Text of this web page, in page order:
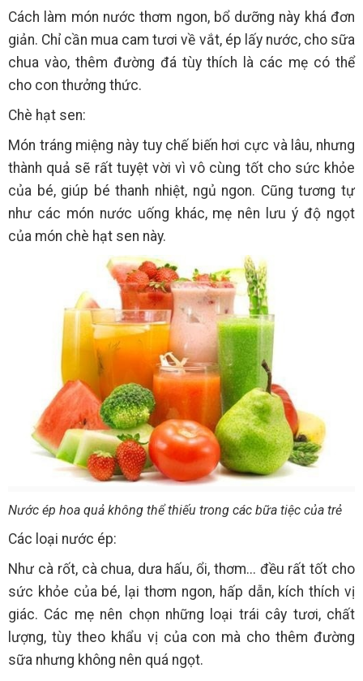
Cách làm món nước thơm ngon, bổ dưỡng này khá đơn
giản. Chỉ cần mua cam tươi về vắt, ép lấy nước, cho sữa
chua vào, thêm đường đá tùy thích là các mẹ có thể
cho con thưởng thức.
Chè hạt sen:
Món tráng miệng này tuy chế biến hơi cực và lâu, nhưng
thành quả sẽ rất tuyệt vời vì vô cùng tốt cho sức khỏe
của bé, giúp bé thanh nhiệt, ngủ ngon. Cũng tương tự
như các món nước uống khác, mẹ nên lưu ý độ ngọt
của món chè hạt sen này.
Nước ép hoa quả không thể thiếu trong các bữa tiệc của trẻ
Các loại nước ép:
Như cà rốt, cà chua, dưa hấu, ổi, thơm... đều rất tốt cho
sức khỏe của bé, lại thơm ngon, hấp dẫn, kích thích vị
giác. Các mẹ nên chọn những loại trái cây tươi, chất
lượng, tùy theo khẩu vị của con mà cho thêm đường
sữa nhưng không nên quá ngọt.